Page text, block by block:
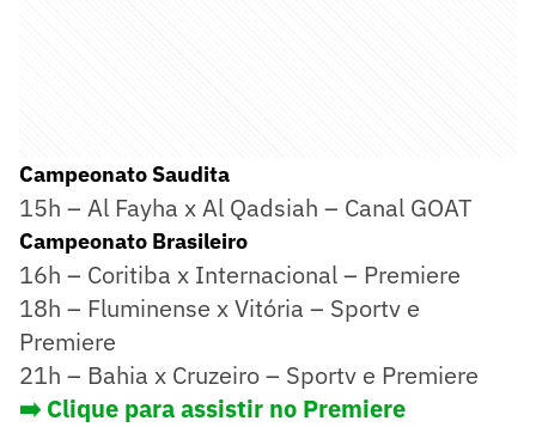
Campeonato Saudita
15h – Al Fayha x Al Qadsiah – Canal GOAT
Campeonato Brasileiro
16h – Coritiba x Internacional – Premiere
18h – Fluminense x Vitória – Sportv e
Premiere
21h – Bahia x Cruzeiro – Sportv e Premiere
➡️ Clique para assistir no Premiere